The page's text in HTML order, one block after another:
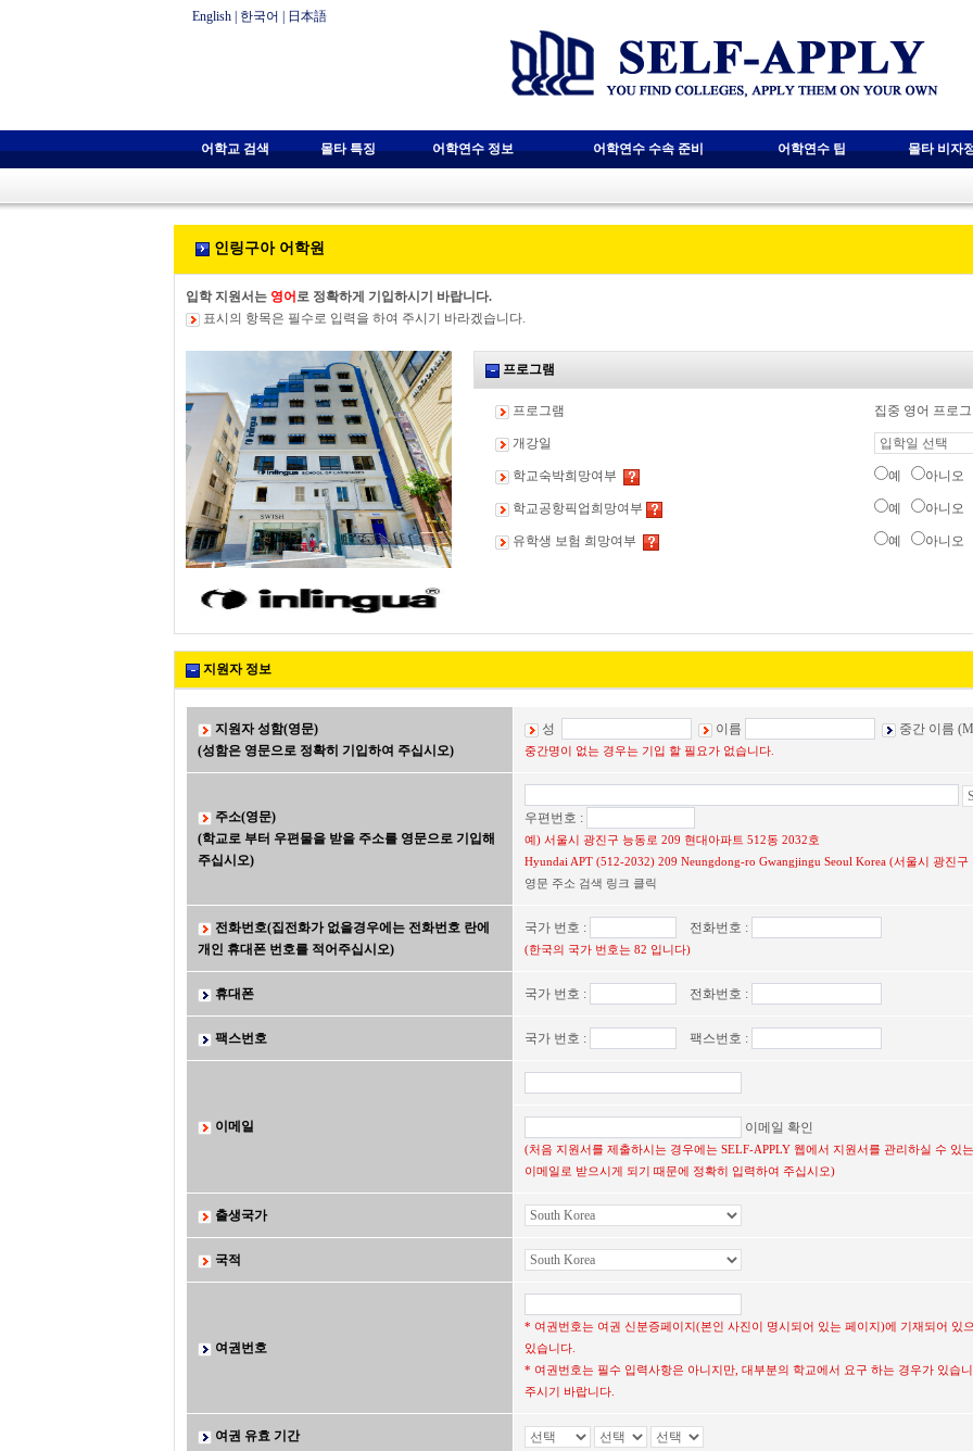
English 한국어 日本語
어학교 검색 몰타 특징 어학연수 정보 어학연수 수속 준비 어학연수 팁 몰타 비자
인링구아 어학원
입학 지원서는 영어 로 정확하게 기입하시기 바랍니다.
표시의 항목은 필수로 입력을 하여 주시기 바라겠습니다.
프로그램
프로그램 집중 영어 프로
개강일
학교숙박희망여부 예 아니오
학교공항픽업희망여부 예 아니오
유학생 보험 희망여부 예 아니오
지원자 정보
지원자 성함(영문)
(성함은 영문으로 정확히 기입하여 주십시오)
성 이름 중간 이름
중간명이 없는 경우는 기입 할 필요가 없습니다.
주소(영문)
(학교로 부터 우편물을 받을 주소를 영문으로 기입해
주십시오)
우편번호 :
예) 서울시 광진구 능동로 209 현대아파트 512동 2032호
Hyundai APT (512-2032) 209 Neungdong-ro Gwangjingu Seoul Korea (서울시 광진
영문 주소 검색 링크 클릭
전화번호(집전화가 없을경우에는 전화번호 란에
개인 휴대폰 번호를 적어주십시오)
국가 번호 : 전화번호 :
(한국의 국가 번호는 82 입니다)
휴대폰 국가 번호 : 전화번호 :
팩스번호 국가 번호 : 팩스번호 :
이메일 이메일 확인
(처음 지원서를 제출하시는 경우에는 SELF-APPLY 웹에서 지원서를 관리하실 수 있
이메일로 받으시게 되기 때문에 정확히 입력하여 주십시오)
출생국가
국적
여권번호
* 여권번호는 여권 신분증페이지(본인 사진이 명시되어 있는 페이지)에 기재되어 있
있습니다.
* 여권번호는 필수 입력사항은 아니지만, 대부분의 학교에서 요구 하는 경우가 있습
주시기 바랍니다.
여권 유효 기간